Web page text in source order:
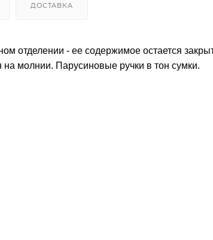
ДОСТАВКА
отделении - ее содержимое остается
молнии. Парусиновые ручки в тон сумки.